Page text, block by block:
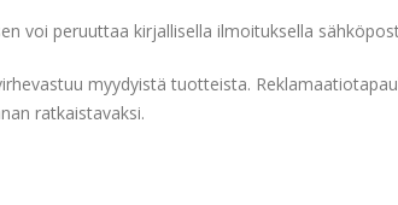
voi peruuttaa kirjallisella ilmoituksella
myydyistä tuotteista.
ratkaistavaksi.